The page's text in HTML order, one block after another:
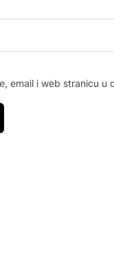
email i web stranicu